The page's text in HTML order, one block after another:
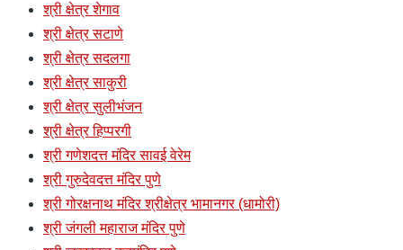
श्री क्षेत्र शेगाव
श्री क्षेत्र सटाणे
श्री क्षेत्र सदलगा
श्री क्षेत्र साकुरी
श्री क्षेत्र सुलीभंजन
श्री क्षेत्र हिप्परगी
श्री गणेशदत्त मंदिर सावई वेरेम
श्री गुरुदेवदत्त मंदिर पुणे
श्री गोरक्षनाथ मंदिर श्रीक्षेत्र भामानगर (धामोरी)
श्री जंगली महाराज मंदिर पुणे